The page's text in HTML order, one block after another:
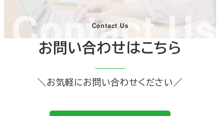
Contact Us
Contact Us
お問い合わせはこちら
＼お気軽にお問い合わせください／